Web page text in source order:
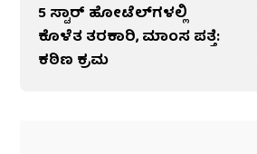
5 ಸ್ಟಾರ್ ಹೋಟೆಲ್​​ಗಳಲ್ಲಿ
ಕೊಳೆತ ತರಕಾರಿ, ಮಾಂಸ ಪತ್ತೆ:
ಕಠಿಣ ಕ್ರಮ